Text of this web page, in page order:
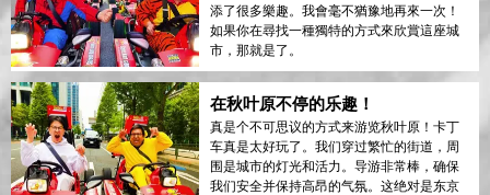
添了很多樂趣。我會毫不猶豫地再來一次！
如果你在尋找一種獨特的方式來欣賞這座城
市，那就是了。
在秋叶原不停的乐趣！
真是个不可思议的方式来游览秋叶原！卡丁
车真是太好玩了。我们穿过繁忙的街道，周
围是城市的灯光和活力。导游非常棒，确保
我们安全并保持高昂的气氛。这绝对是东京